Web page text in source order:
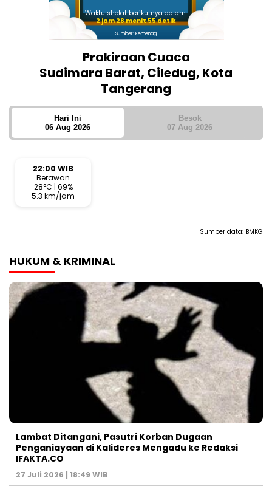
Waktu sholat berikutnya dalam:
2 jam 28 menit 54 detik
Sumber: Kemenag
Prakiraan Cuaca
Sudimara Barat, Ciledug, Kota
Tangerang
Hari Ini
06 Aug 2026
Besok
07 Aug 2026
22:00 WIB
Berawan
28°C | 69%
5.3 km/jam
Sumber data: BMKG
HUKUM & KRIMINAL
Lambat Ditangani, Pasutri Korban Dugaan
Penganiayaan di Kalideres Mengadu ke Redaksi
IFAKTA.CO
27 Juli 2026 | 18:49 WIB